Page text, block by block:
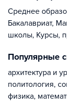
Среднее
Бакалавриат,
школы, Курсы,
Популярные
архитектура и
политология,
физика,